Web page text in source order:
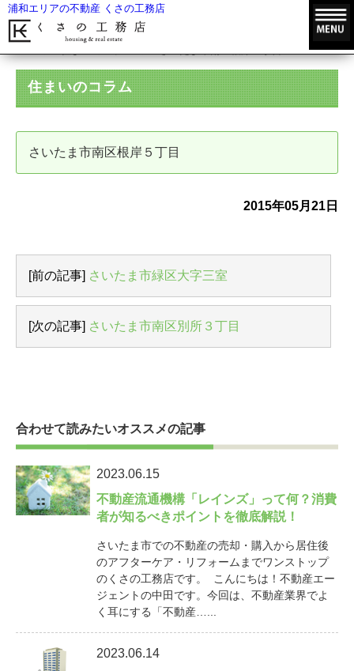
浦和エリアの不動産 くさの工務店
住まいのコラム
さいたま市南区根岸５丁目
2015年05月21日
[前の記事] さいたま市緑区大字三室
[次の記事] さいたま市南区別所３丁目
合わせて読みたいオススメの記事
2023.06.15
不動産流通機構「レインズ」って何？消費
者が知るべきポイントを徹底解説！
さいたま市での不動産の売却・購入から居住後
のアフターケア・リフォームまでワンストップ
のくさの工務店です。 こんにちは！不動産エー
ジェントの中田です。今回は、不動産業界でよ
く耳にする「不動産…...
2023.06.14